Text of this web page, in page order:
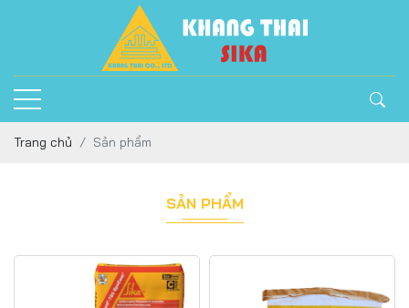
Trang chủ Sản phẩm
SẢN PHẨM